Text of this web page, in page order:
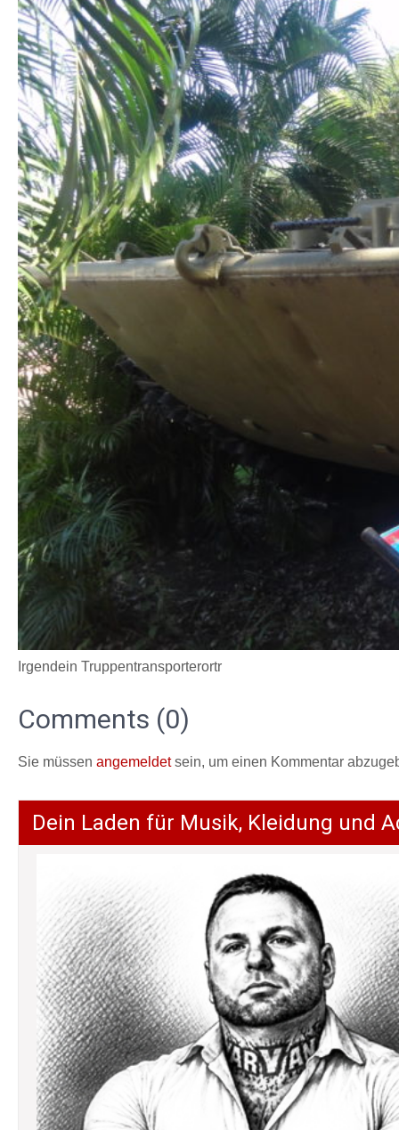
Irgendein Truppentransporterortr
Comments (0)
Sie müssen angemeldetsein, um einen Kommentar
Dein Laden für Musik, Kleidung und